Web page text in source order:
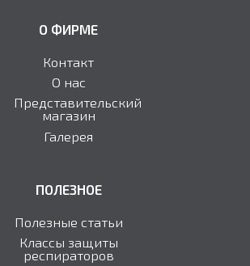
О ФИРМЕ
Контакт
О нас
Представительский
магазин
Галерея
ПОЛЕЗНОЕ
Полезные статьи
Классы защиты
респираторов